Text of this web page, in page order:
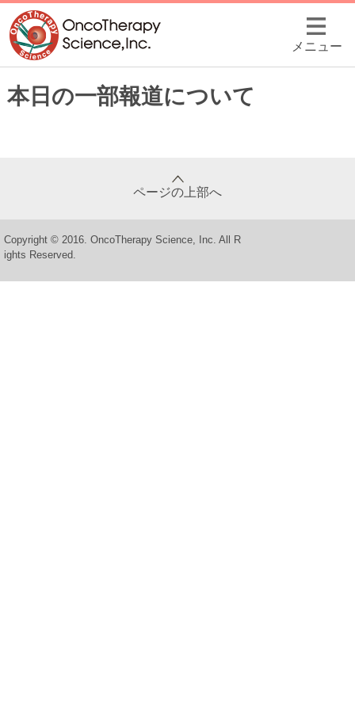
メニュー
本日の一部報道について
ページの上部へ
Copyright © 2016. OncoTherapy Science, Inc. All R
ights Reserved.